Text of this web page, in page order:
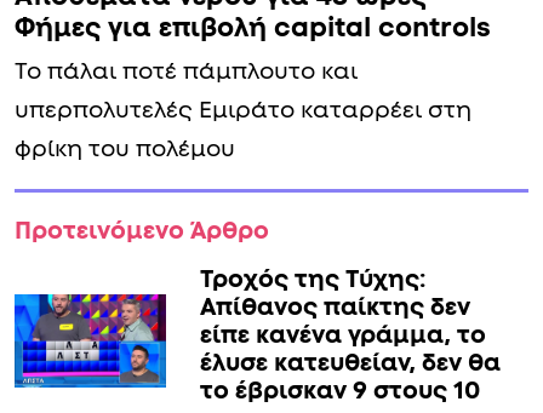
Φήμες για επιβολή capital controls
To πάλαι ποτέ πάμπλουτο και
υπερπολυτελές Εμιράτο καταρρέει στη
φρίκη του πολέμου
Προτεινόμενο Άρθρο
Τροχός της Τύχης:
Απίθανος παίκτης δεν
είπε κανένα γράμμα, το
έλυσε κατευθείαν, δεν θα
το έβρισκαν 9 στους 10